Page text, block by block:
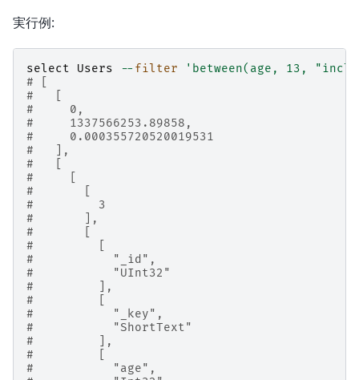
実行例:
select Users -- filter
'between(age, 13,
# [
#   [
#     0,
#     1337566253.89858,
#     0.000355720520019531
#   ],
#   [
#     [
#       [
#         3
#       ],
#       [
#         [
#           "_id",
#           "UInt32"
#         ],
#         [
#           "_key",
#           "ShortText"
#         ],
#         [
#           "age",